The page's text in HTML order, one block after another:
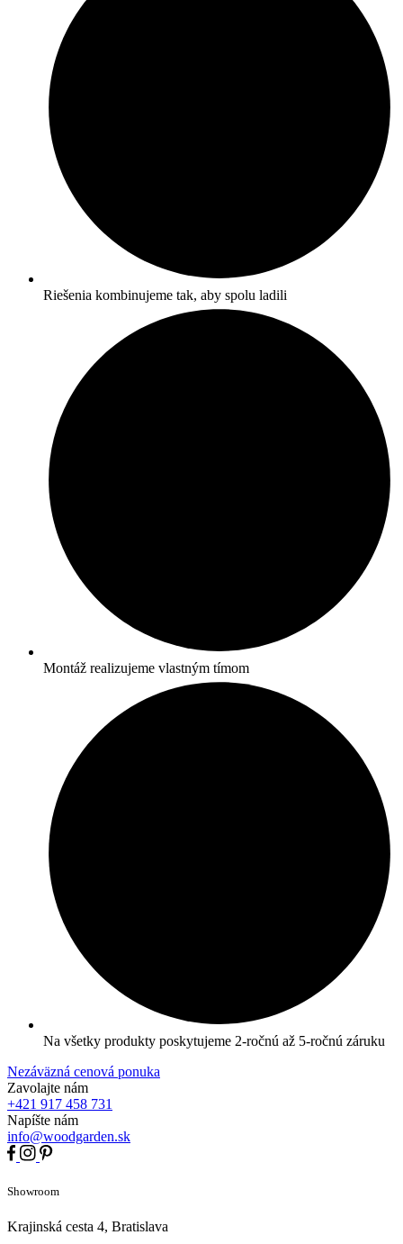
Riešenia kombinujeme tak, aby spolu ladili
Montáž realizujeme vlastným tímom
Na všetky produkty poskytujeme 2-ročnú až 5-ročnú záruku
Nezáväzná cenová ponuka
Zavolajte nám
+421 917 458 731
Napíšte nám
info@woodgarden.sk
Showroom
Krajinská cesta 4, Bratislava